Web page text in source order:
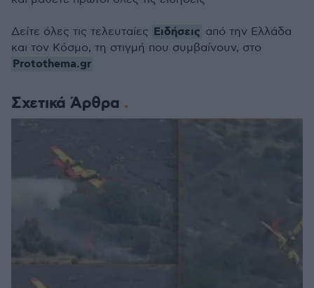
Σχετικά Άρθρα
Δείτε όλες τις τελευταίες Ειδήσεις από την Ελλάδα
και τον Κόσμο, τη στιγμή που συμβαίνουν, στο
Protothema.gr